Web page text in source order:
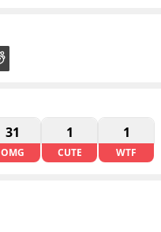
31
OMG
1
CUTE
1
WTF